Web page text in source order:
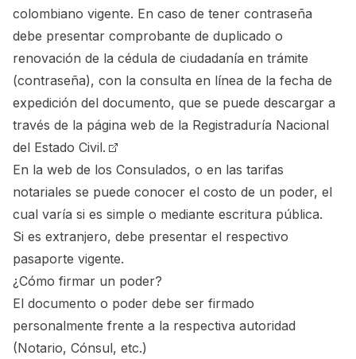
colombiano vigente. En caso de tener contraseña
debe presentar comprobante de duplicado o
renovación de la cédula de ciudadanía en trámite
(contraseña), con la consulta en línea de la fecha de
expedición del documento, que se puede descargar a
través de la página web de la Registraduría Nacional
del Estado Civil.
En la web de los Consulados, o en las tarifas
notariales se puede conocer el costo de un poder, el
cual varía si es simple o mediante escritura pública.
Si es extranjero, debe presentar el respectivo
pasaporte vigente.
¿Cómo firmar un poder?
El documento o poder debe ser firmado
personalmente frente a la respectiva autoridad
(Notario, Cónsul, etc.)